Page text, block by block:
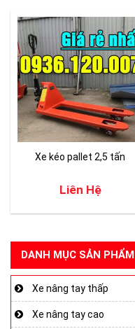
DANH MỤC SẢN PHẨM
Xe nâng tay thấp
Xe nâng tay cao
Xe kéo pallet 2,5 tấn
Liên Hệ